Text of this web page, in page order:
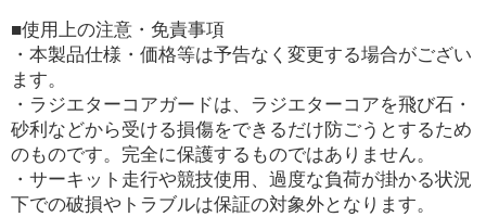
■使用上の注意・免責事項
・本製品仕様・価格等は予告なく変更する場合がござい
ます。
・ラジエターコアガードは、ラジエターコアを飛び石・
砂利などから受ける損傷をできるだけ防ごうとするため
のものです。完全に保護するものではありません。
・サーキット走行や競技使用、過度な負荷が掛かる状況
下での破損やトラブルは保証の対象外となります。